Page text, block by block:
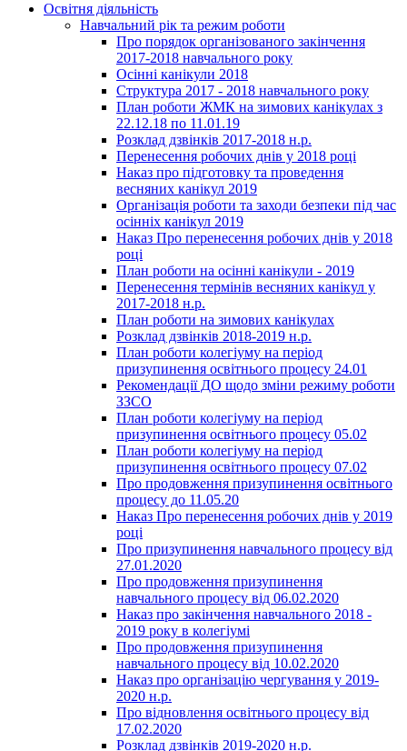
Освітня діяльність
Навчальний рік та режим роботи
Про порядок організованого закінчення
2017-2018 навчального року
Осінні канікули 2018
Структура 2017 - 2018 навчального року
План роботи ЖМК на зимових канікулах з
22.12.18 по 11.01.19
Розклад дзвінків 2017-2018 н.р.
Перенесення робочих днів у 2018 році
Наказ про підготовку та проведення
весняних канікул 2019
Організація роботи та заходи безпеки під час
осінніх канікул 2019
Наказ Про перенесення робочих днів у 2018
році
План роботи на осінні канікули - 2019
Перенесення термінів весняних канікул у
2017-2018 н.р.
План роботи на зимових канікулах
Розклад дзвінків 2018-2019 н.р.
План роботи колегіуму на період
призупинення освітнього процесу 24.01
Рекомендації ДО щодо зміни режиму роботи
ЗЗСО
План роботи колегіуму на період
призупинення освітнього процесу 05.02
План роботи колегіуму на період
призупинення освітнього процесу 07.02
Про продовження призупинення освітнього
процесу до 11.05.20
Наказ Про перенесення робочих днів у 2019
році
Про призупинення навчального процесу від
27.01.2020
Про продовження призупинення
навчального процесу від 06.02.2020
Наказ про закінчення навчального 2018 -
2019 року в колегіумі
Про продовження призупинення
навчального процесу від 10.02.2020
Наказ про організацію чергування у 2019-
2020 н.р.
Про відновлення освітнього процесу від
17.02.2020
Розклад дзвінків 2019-2020 н.р.